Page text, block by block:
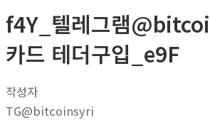
f4Y_텔레그램
카드 테더구입_e9F
작성자
TG@bitcoinsyri